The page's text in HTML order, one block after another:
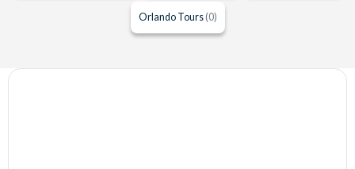
Orlando Tours (0)